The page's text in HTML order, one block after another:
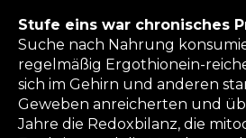
Stufe eins war chronisches
Suche nach Nahrung
regelmäßig Ergothionein-
sich im Gehirn und anderen
Geweben anreicherten und
Jahre die Redoxbilanz, die